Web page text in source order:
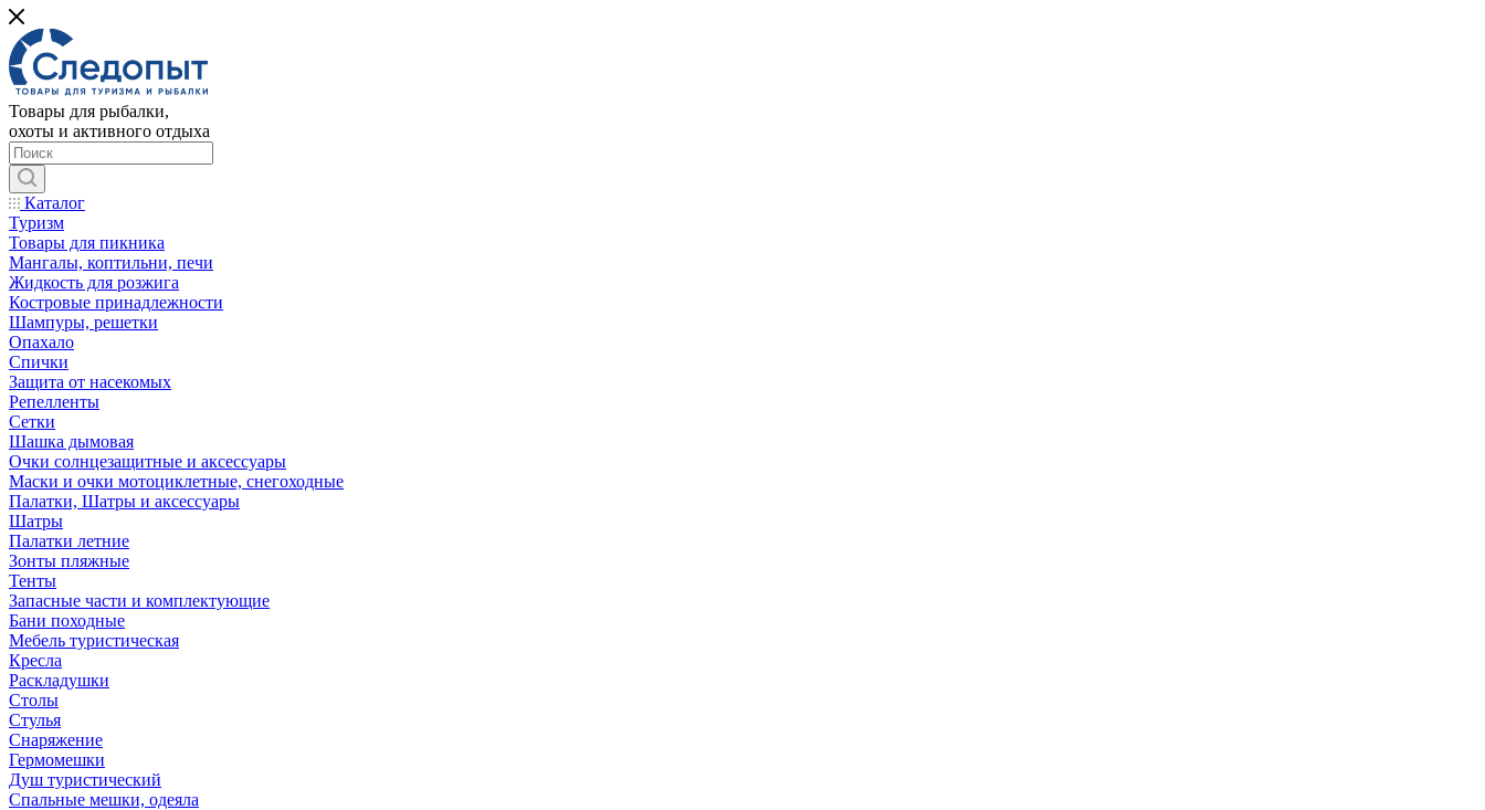
Товары для рыбалки,
охоты и активного отдыха
Каталог
Туризм
Товары для пикника
Мангалы, коптильни, печи
Жидкость для розжига
Костровые принадлежности
Шампуры, решетки
Опахало
Спички
Защита от насекомых
Репелленты
Сетки
Шашка дымовая
Очки солнцезащитные и аксессуары
Маски и очки мотоциклетные, снегоходные
Палатки, Шатры и аксессуары
Шатры
Палатки летние
Зонты пляжные
Тенты
Запасные части и комплектующие
Бани походные
Мебель туристическая
Кресла
Раскладушки
Столы
Стулья
Снаряжение
Гермомешки
Душ туристический
Спальные мешки, одеяла